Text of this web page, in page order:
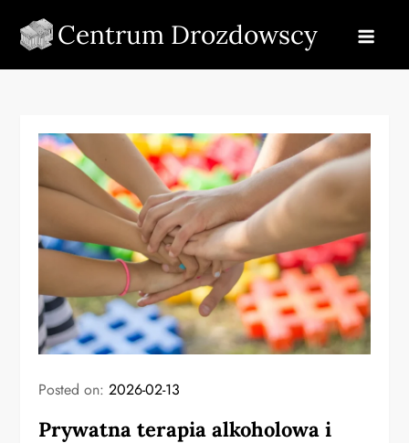
Centrum Drozdowscy
Posted on:2026-02-13
Prywatna terapia alkoholowa i